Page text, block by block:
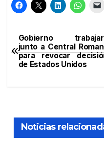
Navegación
de
Gobierno
junto a Central
para revocar
de Estados Unidos
Noticias